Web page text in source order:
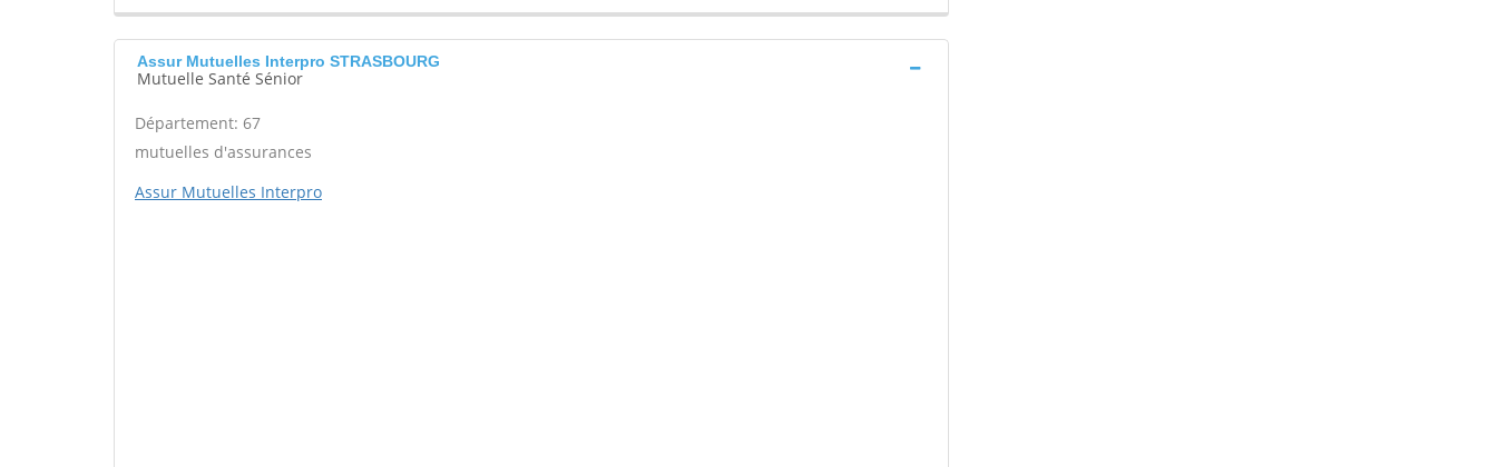
Assur Mutuelles Interpro STRASBOURG
Mutuelle Santé Sénior
Département: 67
mutuelles d'assurances
Assur Mutuelles Interpro